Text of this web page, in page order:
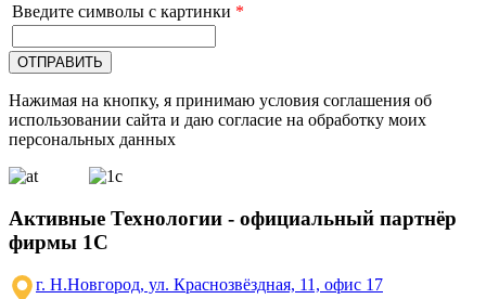
Введите символы с картинки *
Нажимая на кнопку, я принимаю условия соглашения об
использовании сайта и даю согласие на обработку моих
персональных данных
Активные Технологии - официальный партнёр
фирмы 1С
г. Н.Новгород, ул. Краснозвёздная, 11, офис 17